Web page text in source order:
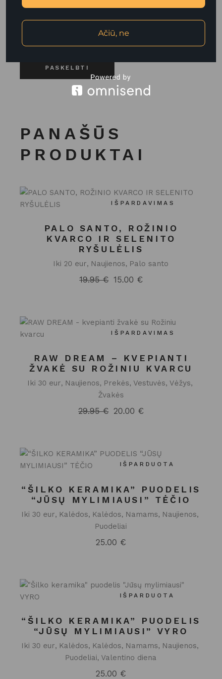
el. pašto adresą ir interneto puslapį, kad jų
nebereiktų įvesti iš naujo, kai kitą kartą vėl
norėsiu parašyti komentarą.
PASKELBTI
PANAŠŪS
PRODUKTAI
IŠPARDAVIMAS
PALO SANTO, ROŽINIO
KVARCO IR SELENITO
RYŠULĖLIS
Iki 20 eur Naujienos Palo santo
19.95€
Original
15.00 €
Current
IŠPARDAVIMAS
RAW DREAM – KVEPIANTI
ŽVAKĖ SU ROŽINIU KVARCU
Iki 30 eur Naujienos Prekės Vestuvės Vėžys
Žvakės
29.95€ Original
20.00 €
Current
IŠPARDUOTA
“ŠILKO KERAMIKA” PUODELIS
“JŪSŲ MYLIMIAUSI” TĖČIO
Iki 30 eur Kalėdos Kalėdos Namams
Naujienos
Puodeliai
25.00 €
IŠPARDUOTA
“ŠILKO KERAMIKA” PUODELIS
“JŪSŲ MYLIMIAUSI” VYRO
Iki 30 eur Kalėdos Kalėdos Namams
Naujienos
Puodeliai Valentino diena
25.00 €
Ačiū, ne